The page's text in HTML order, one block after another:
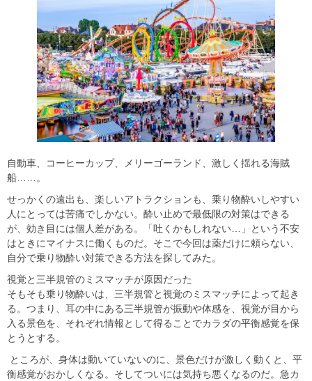
自動車、コーヒーカップ、メリーゴーランド、激しく揺れる海賊
船……。
せっかくの遠出も、楽しいアトラクションも、乗り物酔いしやすい
人にとっては苦痛でしかない。酔い止めで最低限の対策はできる
が、効き目には個人差がある。「吐くかもしれない…」という不安
はときにマイナスに働くものだ。そこで今回は薬だけに頼らない、
自分で乗り物酔い対策できる方法を探してみた。
視覚と三半規管のミスマッチが原因だった
そもそも乗り物酔いは、三半規管と視覚のミスマッチによって起き
る。つまり、耳の中にある三半規管が振動や体感を、視覚が目から
入る景色を、それぞれ情報として得ることでカラダの平衡感覚を保
とうとする。
ところが、身体は動いていないのに、景色だけが激しく動くと、平
衡感覚がおかしくなる。そしてついには気持ち悪くなるのだ。急カ